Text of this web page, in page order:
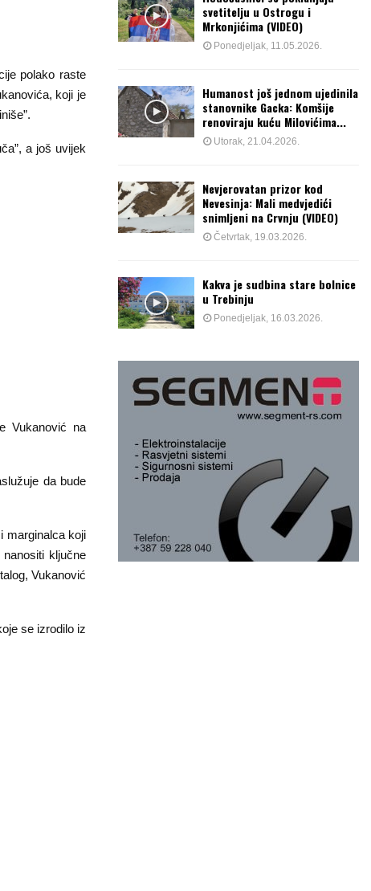
polako raste
koji je
a još uvijek
Vukanović na
da bude
marginalca koji
ključne
Vukanović
se izrodilo iz
svetitelju u Ostrogu i
Mrkonjićima (VIDEO)
Ponedjeljak, 11.05.2026.
Humanost još jednom ujedinila
stanovnike Gacka: Komšije
renoviraju kuću Milovićima...
Utorak, 21.04.2026.
Nevjerovatan prizor kod
Nevesinja: Mali medvjedići
snimljeni na Crvnju (VIDEO)
Četvrtak, 19.03.2026.
Kakva je sudbina stare bolnice
u Trebinju
Ponedjeljak, 16.03.2026.